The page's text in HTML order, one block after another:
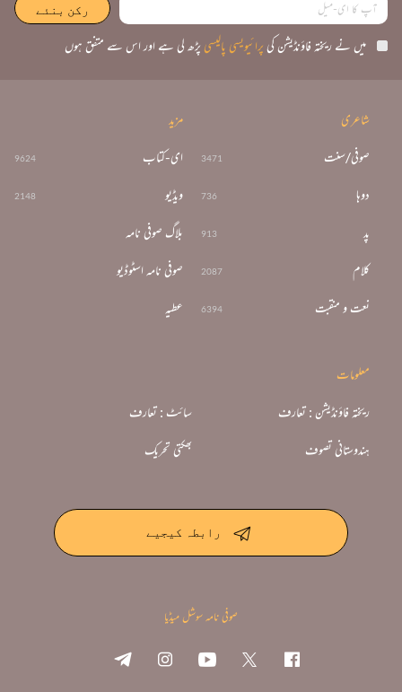
میں نے ریختہ فاؤنڈیشن کی پرائیویسی پالیسی پڑھ لی ہے اور اس سے متفق ہوں
شاعری
صوفی/سنت 3471
دوہا 736
پد 913
کلام 2087
نعت و منقبت 6394
مزید
ای-کتاب 9624
ویڈیو 2148
بلاگ صوفی نامہ
صوفی نامہ اسٹوڈیو
عطیہ
معلومات
سائٹ : تعارف ریختہ فاؤنڈیشن : تعارف
بھکتی تحریک ہندوستانی تصوف
رابطہ کیجیے
صوفی نامہ سوشل میڈیا